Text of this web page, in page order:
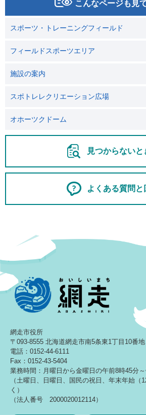
こんなページも見
スポーツ・トレーニングフィールド
フィールドスポーツエリア
施設の案内
スポトレレクリエーション広場
オホーツクドーム
見つからないと
よくある質問と
網走市役所
〒093-8555 北海道網走市南5条東1丁目10番地
電話：0152-44-6111
Fax：0152-43-5404
業務時間：月曜日から金曜日の午前8時45分
（土曜日、日曜日、国民の祝日、年末年始（
く）
（法人番号 2000020012114）